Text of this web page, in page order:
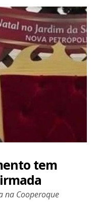
tem
na Cooperoque